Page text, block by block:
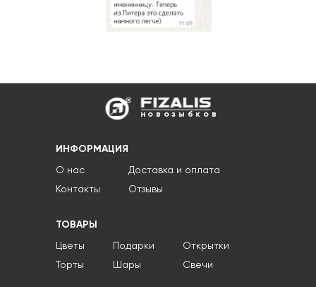
новозыбков
ИНФОРМАЦИЯ
О нас
Контакты
Доставка и оплата
Отзывы
ТОВАРЫ
Цветы
Торты
Подарки
Шары
Открытки
Свечи